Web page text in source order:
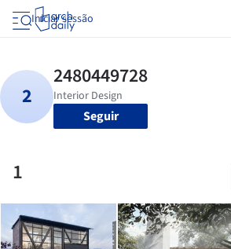
Iniciar sessão
Seguir
1